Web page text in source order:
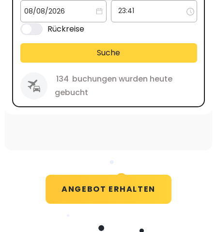
Rückreise
Suche
134 buchungen wurden heute
gebucht
ANGEBOT ERHALTEN